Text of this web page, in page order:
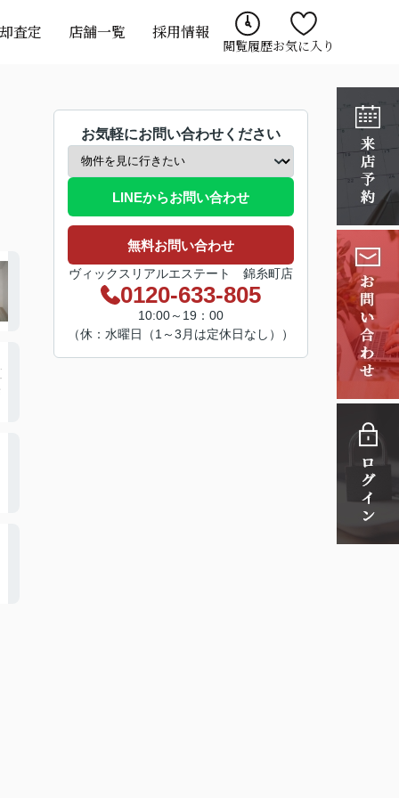
査定 店舗一覧 採用情報
閲覧履歴お気に入り
お気軽にお問い合わせください
LINEからお問い合わせ
無料お問い合わせ
ヴィックスリアルエステート 錦糸町店
0120-633-805
10:00～19：00
（休：水曜日（1～3月は定休日なし））